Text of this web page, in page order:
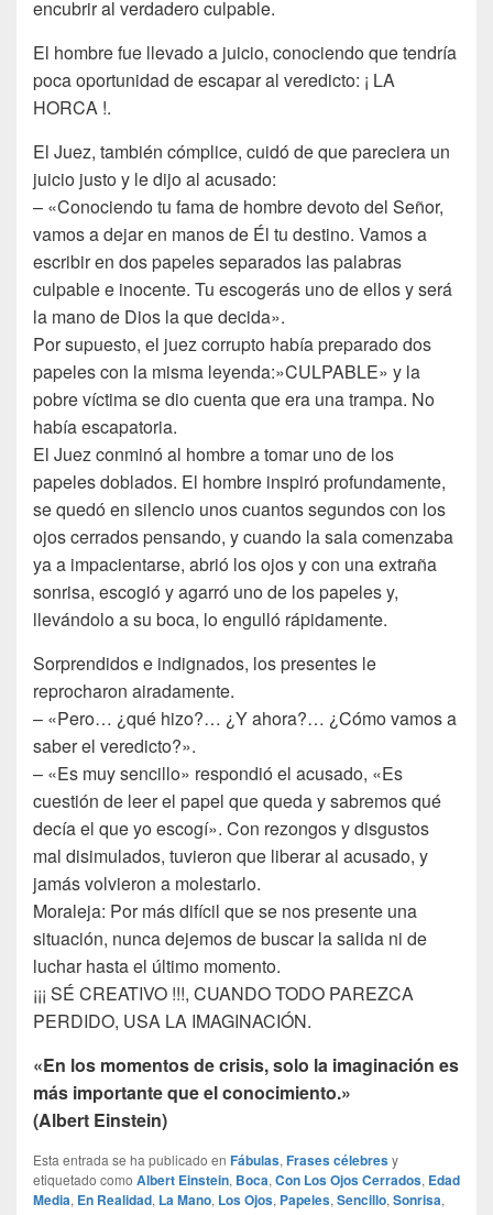
encubrir al verdadero culpable.
El hombre fue llevado a juicio, conociendo que tendría
poca oportunidad de escapar al veredicto: ¡ LA
HORCA !.
El Juez, también cómplice, cuidó de que pareciera un
juicio justo y le dijo al acusado:
– «Conociendo tu fama de hombre devoto del Señor,
vamos a dejar en manos de Él tu destino. Vamos a
escribir en dos papeles separados las palabras
culpable e inocente. Tu escogerás uno de ellos y será
la mano de Dios la que decida».
Por supuesto, el juez corrupto había preparado dos
papeles con la misma leyenda:»CULPABLE» y la
pobre víctima se dio cuenta que era una trampa. No
había escapatoria.
El Juez conminó al hombre a tomar uno de los
papeles doblados. El hombre inspiró profundamente,
se quedó en silencio unos cuantos segundos con los
ojos cerrados pensando, y cuando la sala comenzaba
ya a impacientarse, abrió los ojos y con una extraña
sonrisa, escogió y agarró uno de los papeles y,
llevándolo a su boca, lo engulló rápidamente.
Sorprendidos e indignados, los presentes le
reprocharon airadamente.
– «Pero… ¿qué hizo?… ¿Y ahora?… ¿Cómo vamos a
saber el veredicto?».
– «Es muy sencillo» respondió el acusado, «Es
cuestión de leer el papel que queda y sabremos qué
decía el que yo escogí». Con rezongos y disgustos
mal disimulados, tuvieron que liberar al acusado, y
jamás volvieron a molestarlo.
Moraleja: Por más difícil que se nos presente una
situación, nunca dejemos de buscar la salida ni de
luchar hasta el último momento.
¡¡¡ SÉ CREATIVO !!!, CUANDO TODO PAREZCA
PERDIDO, USA LA IMAGINACIÓN.
«En los momentos de crisis, solo la imaginación es
más importante que el conocimiento.»
(Albert Einstein)
Esta entrada se ha publicado en Fábulas, Frases célebresy
etiquetado como Albert Einstein, Boca, Con Los Ojos Cerrados, Edad
Media, En Realidad, La Mano, Los Ojos, Papeles, Sencillo, Sonrisa,